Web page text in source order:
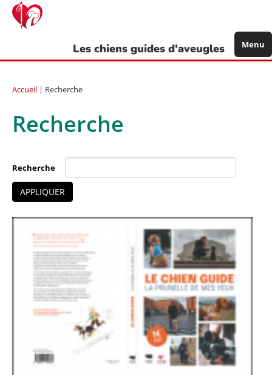
Aller
contenu
Les chiens guides d'aveugles Menu
Accueil | Recherche
Recherche
Recherche
APPLIQUER